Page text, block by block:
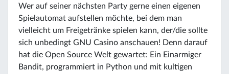
Wer auf seiner nächsten Party gerne einen eigenen
Spielautomat aufstellen möchte, bei dem man
vielleicht um Freigetränke spielen kann, der/die sollte
sich unbedingt GNU Casino anschauen! Denn darauf
hat die Open Source Welt gewartet: Ein Einarmiger
Bandit, programmiert in Python und mit kultigen